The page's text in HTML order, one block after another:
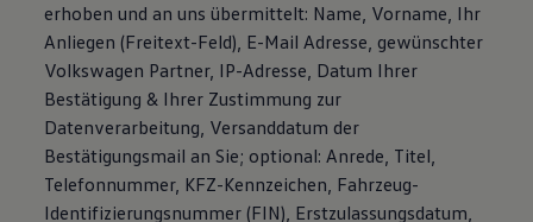
erhoben und an uns übermittelt: Name, Vorname, Ihr
Anliegen (Freitext-Feld), E-Mail Adresse, gewünschter
Volkswagen Partner, IP-Adresse, Datum Ihrer
Bestätigung & Ihrer Zustimmung zur
Datenverarbeitung, Versanddatum der
Bestätigungsmail an Sie; optional: Anrede, Titel,
Telefonnummer, KFZ-Kennzeichen, Fahrzeug-
Identifizierungsnummer (FIN), Erstzulassungsdatum,